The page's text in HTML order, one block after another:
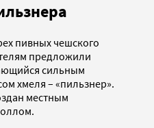
пивных чешского
предложили
сильным
хмеля – «пильзнер».
местным